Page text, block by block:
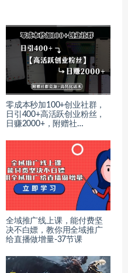
零成本秒加100+创业社群，
日引400+高活跃创业粉丝，
日赚2000+，附赠社…
全域推广线上课，能付费坚
决不白嫖，教你用全域推广
给直播做增量-37节课